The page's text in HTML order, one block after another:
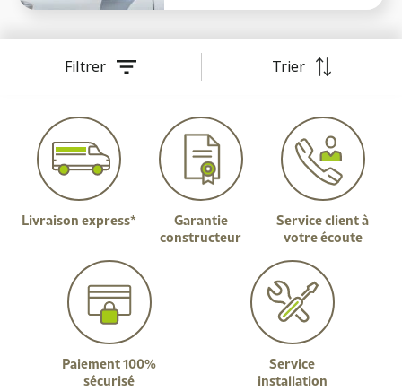
Filtrer Trier
Livraison express*
Garantie
constructeur
Service client à
votre écoute
Paiement 100%
sécurisé
Service
installation